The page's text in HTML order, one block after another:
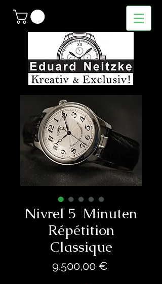
Nivrel 5-Minuten
Répétition
Classique
9.500,00 €Preis